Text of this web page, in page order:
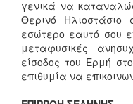
γενικά να
Θερινό
εσώτερο εαυτό σου
μεταφυσικές
είσοδος του Ερμή
επιθυμία να